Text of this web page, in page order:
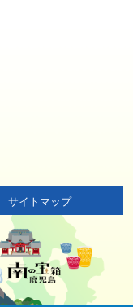
サイトマップ